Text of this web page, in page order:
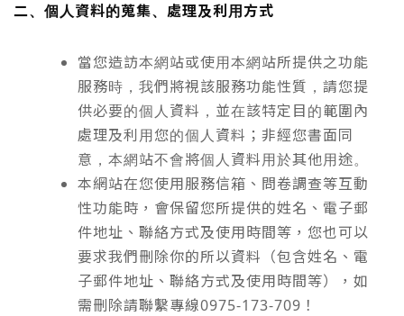
二、個人資料的蒐集、處理及利用方式
當您造訪本網站或使用本網站所提供之功能
服務時，我們將視該服務功能性質，請您提
供必要的個人資料，並在該特定目的範圍內
處理及利用您的個人資料；非經您書面同
意，本網站不會將個人資料用於其他用途。
本網站在您使用服務信箱、問卷調查等互動
性功能時，會保留您所提供的姓名、電子郵
件地址、聯絡方式及使用時間等，您也可以
要求我們刪除你的所以資料（包含姓名、電
子郵件地址、聯絡方式及使用時間等），如
需刪除請聯繫專線0975-173-709！